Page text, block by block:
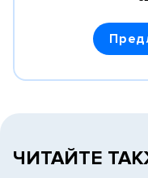
ЧИТАЙТЕ